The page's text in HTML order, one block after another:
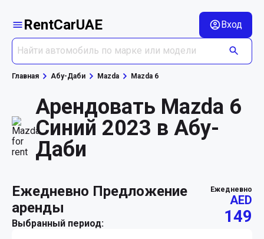
RentCarUAE Вход
Главная Абу-Даби Mazda Mazda 6
Арендовать Mazda 6
Синий 2023 в Абу-
Даби
ежедневно Предложение
аренды
Выбранный период:
ежедневно
AED
149